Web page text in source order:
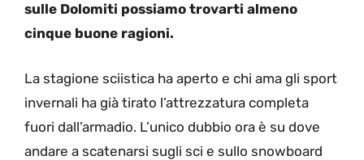
sulle Dolomiti possiamo trovarti almeno
cinque buone ragioni.
La stagione sciistica ha aperto e chi ama gli sport
invernali ha già tirato l’attrezzatura completa
fuori dall’armadio. L’unico dubbio ora è su dove
andare a scatenarsi sugli sci e sullo snowboard